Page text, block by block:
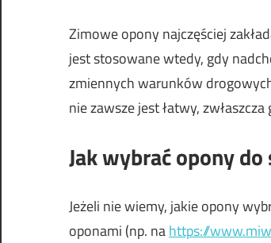
Zimowe opony najczęściej
jest stosowane wtedy, gdy
zmiennych warunków
nie zawsze jest łatwy,
Jak wybrać opony
Jeżeli nie wiemy, jakie opony
oponami (np. nahttps://